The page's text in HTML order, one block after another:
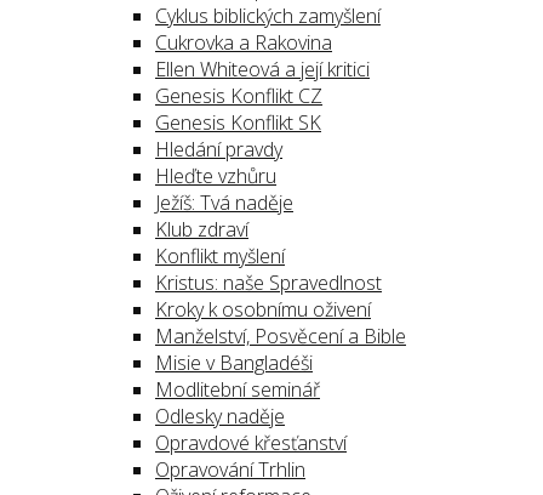
Cyklus biblických zamyšlení
Cukrovka a Rakovina
Ellen Whiteová a její kritici
Genesis Konflikt CZ
Genesis Konflikt SK
Hledání pravdy
Hleďte vzhůru
Ježíš: Tvá naděje
Klub zdraví
Konflikt myšlení
Kristus: naše Spravedlnost
Kroky k osobnímu oživení
Manželství, Posvěcení a Bible
Misie v Bangladéši
Modlitební seminář
Odlesky naděje
Opravdové křesťanství
Opravování Trhlin